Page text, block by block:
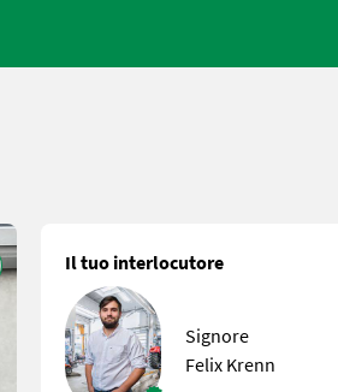
Il tuo interlocutore
Signore
Felix Krenn